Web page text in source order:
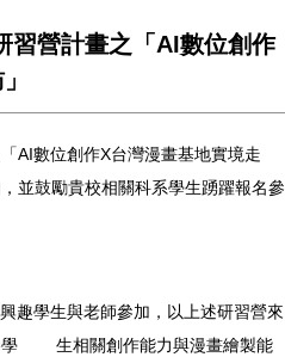
習營計畫之「AI數位創作
AI數位創作X台灣漫畫基地實境走
並鼓勵貴校相關科系學生踴躍報名參
趣學生與老師參加，以上述研習營來
學 生相關創作能力與漫畫繪製能